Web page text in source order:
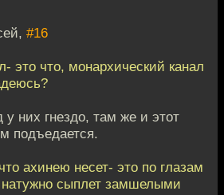
#16
это что, монархический канал
у них гнездо, там же и этот
подъедается.
ахинею несет- это по глазам
сыплет замшелыми